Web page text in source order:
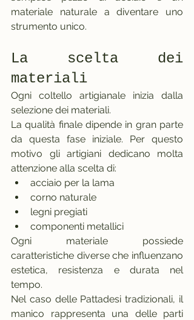
materiale naturale a diventare uno
strumento unico.
La scelta dei
materiali
Ogni coltello artigianale inizia dalla
selezione dei materiali.
La qualità finale dipende in gran parte
da questa fase iniziale. Per questo
motivo gli artigiani dedicano molta
attenzione alla scelta di:
acciaio per la lama
corno naturale
legni pregiati
componenti metallici
Ogni materiale possiede
caratteristiche diverse che influenzano
estetica, resistenza e durata nel
tempo.
Nel caso delle Pattadesi tradizionali, il
manico rappresenta una delle parti